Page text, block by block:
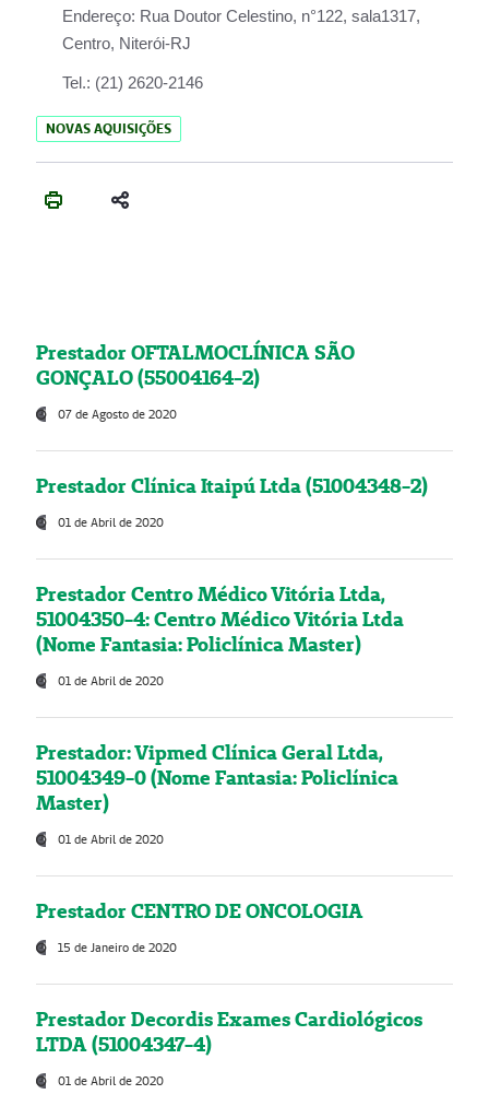
Endereço: Rua Doutor Celestino, n°122, sala1317,
Centro, Niterói-RJ
Tel.: (21) 2620-2146
NOVAS AQUISIÇÕES
Prestador OFTALMOCLÍNICA SÃO
GONÇALO (55004164-2)
07 de Agosto de 2020
Prestador Clínica Itaipú Ltda (51004348-2)
01 de Abril de 2020
Prestador Centro Médico Vitória Ltda,
51004350-4: Centro Médico Vitória Ltda
(Nome Fantasia: Policlínica Master)
01 de Abril de 2020
Prestador: Vipmed Clínica Geral Ltda,
51004349-0 (Nome Fantasia: Policlínica
Master)
01 de Abril de 2020
Prestador CENTRO DE ONCOLOGIA
15 de Janeiro de 2020
Prestador Decordis Exames Cardiológicos
LTDA (51004347-4)
01 de Abril de 2020